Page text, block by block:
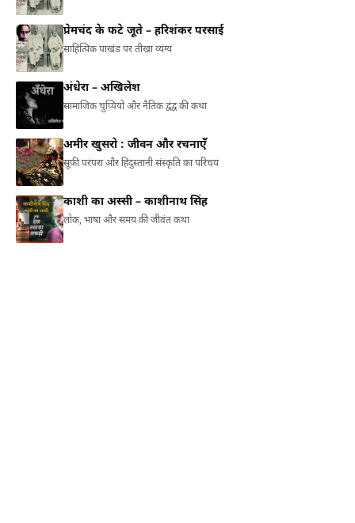
प्रेमचंद के फटे जूते – हरिशंकर परसाई
साहित्यिक पाखंड पर तीखा व्यंग्य
अंधेरा – अखिलेश
सामाजिक चुप्पियों और नैतिक द्वंद्व की कथा
अमीर खुसरो : जीवन और रचनाएँ
सूफ़ी परंपरा और हिंदुस्तानी संस्कृति का परिचय
काशी का अस्सी – काशीनाथ सिंह
लोक, भाषा और समय की जीवंत कथा